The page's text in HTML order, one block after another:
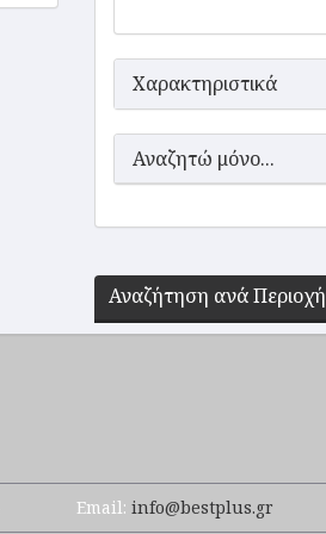
Χαρακτηριστικά
Αναζητώ μόνο...
Αναζήτηση ανά Περιοχή
Email: info@bestplus.gr